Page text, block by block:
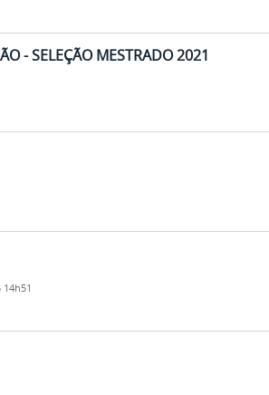
- SELEÇÃO MESTRADO 2021
14h51